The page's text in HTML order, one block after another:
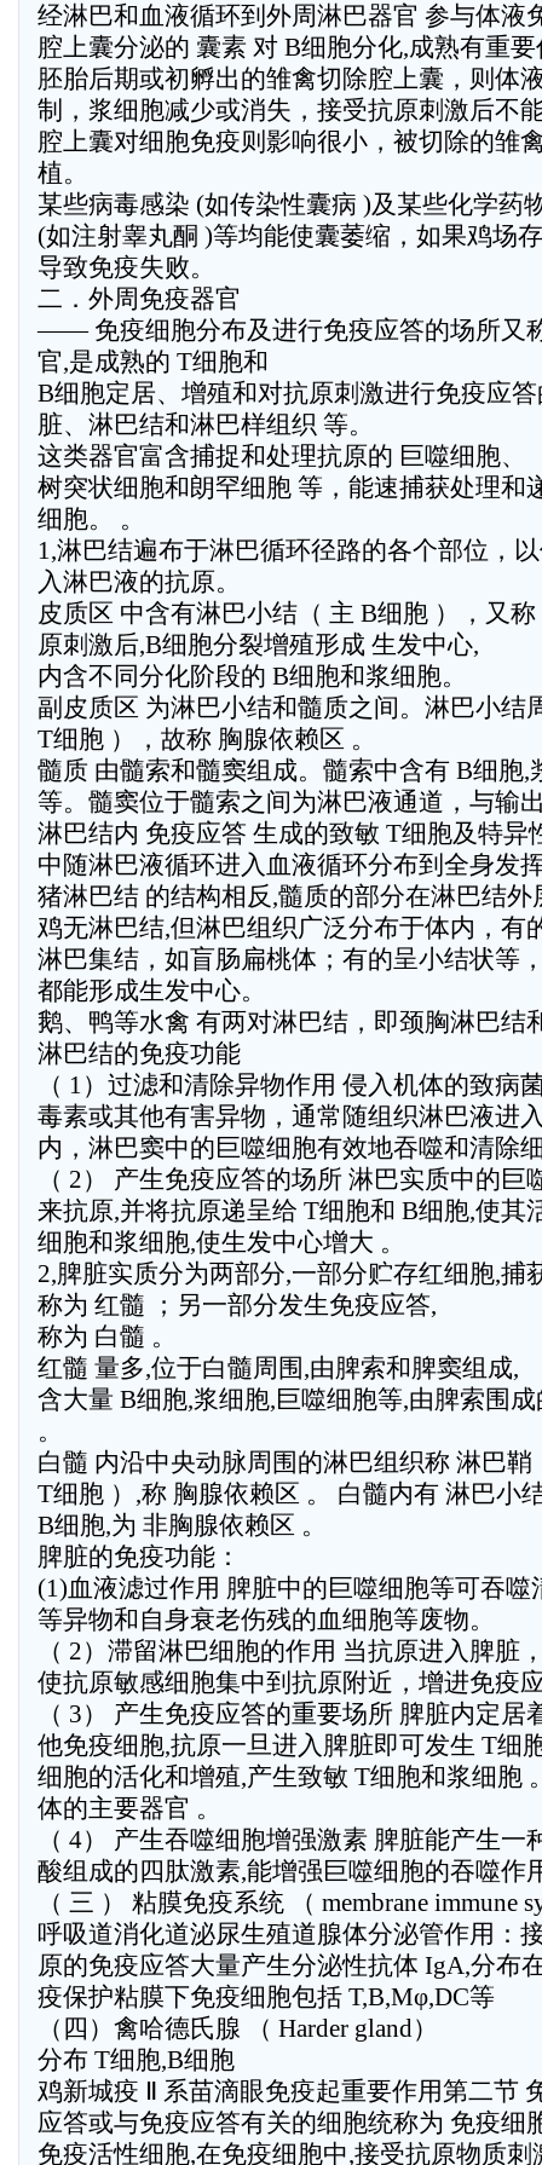
经淋巴和血液循环到外周淋巴器官 参与体液
腔上囊分泌的 囊素 对 B细胞分化,成熟有重
胚胎后期或初孵出的雏禽切除腔上囊，则体
制，浆细胞减少或消失，接受抗原刺激后不
腔上囊对细胞免疫则影响很小，被切除的雏
植。
某些病毒感染 (如传染性囊病 )及某些化学药
(如注射睾丸酮 )等均能使囊萎缩，如果鸡场
导致免疫失败。
二．外周免疫器官
—— 免疫细胞分布及进行免疫应答的场所又
官,是成熟的 T细胞和
B细胞定居、增殖和对抗原刺激进行免疫应
脏、淋巴结和淋巴样组织 等。
这类器官富含捕捉和处理抗原的 巨噬细胞、
树突状细胞和朗罕细胞 等，能速捕获处理和
细胞。 。
1,淋巴结遍布于淋巴循环径路的各个部位，
入淋巴液的抗原。
皮质区 中含有淋巴小结（ 主 B细胞 ），又
原刺激后,B细胞分裂增殖形成 生发中心,
内含不同分化阶段的 B细胞和浆细胞。
副皮质区 为淋巴小结和髓质之间。淋巴小结
T细胞 ），故称 胸腺依赖区 。
髓质 由髓索和髓窦组成。髓索中含有 B细胞,
等。髓窦位于髓索之间为淋巴液通道，与输
淋巴结内 免疫应答 生成的致敏 T细胞及特异
中随淋巴液循环进入血液循环分布到全身发
猪淋巴结 的结构相反,髓质的部分在淋巴结外
鸡无淋巴结,但淋巴组织广泛分布于体内，有
淋巴集结，如盲肠扁桃体；有的呈小结状等
都能形成生发中心。
鹅、鸭等水禽 有两对淋巴结，即颈胸淋巴结
淋巴结的免疫功能
（ 1）过滤和清除异物作用 侵入机体的致病
毒素或其他有害异物，通常随组织淋巴液进
内，淋巴窦中的巨噬细胞有效地吞噬和清除
（ 2） 产生免疫应答的场所 淋巴实质中的
来抗原,并将抗原递呈给 T细胞和 B细胞,使其
细胞和浆细胞,使生发中心增大 。
2,脾脏实质分为两部分,一部分贮存红细胞,捕
称为 红髓 ；另一部分发生免疫应答,
称为 白髓 。
红髓 量多,位于白髓周围,由脾索和脾窦组成,
含大量 B细胞,浆细胞,巨噬细胞等,由脾索围
。
白髓 内沿中央动脉周围的淋巴组织称 淋巴鞘
T细胞 ）,称 胸腺依赖区 。 白髓内有 淋巴小
B细胞,为 非胸腺依赖区 。
脾脏的免疫功能：
(1)血液滤过作用 脾脏中的巨噬细胞等可吞
等异物和自身衰老伤残的血细胞等废物。
（ 2）滞留淋巴细胞的作用 当抗原进入脾脏
使抗原敏感细胞集中到抗原附近，增进免疫
（ 3） 产生免疫应答的重要场所 脾脏内定
他免疫细胞,抗原一旦进入脾脏即可发生 T细
细胞的活化和增殖,产生致敏 T细胞和浆细胞
体的主要器官 。
（ 4） 产生吞噬细胞增强激素 脾脏能产生
酸组成的四肽激素,能增强巨噬细胞的吞噬作
（ 三 ） 粘膜免疫系统 （ membrane immune
呼吸道消化道泌尿生殖道腺体分泌管作用：
原的免疫应答大量产生分泌性抗体 IgA,分布
疫保护粘膜下免疫细胞包括 T,B,Mφ,DC等
（四）禽哈德氏腺 （ Harder gland）
分布 T细胞,B细胞
鸡新城疫 Ⅱ 系苗滴眼免疫起重要作用第二节
应答或与免疫应答有关的细胞统称为 免疫细
免疫活性细胞,在免疫细胞中,接受抗原物质